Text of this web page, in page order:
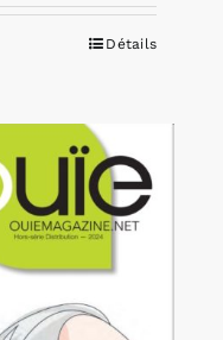
Détails